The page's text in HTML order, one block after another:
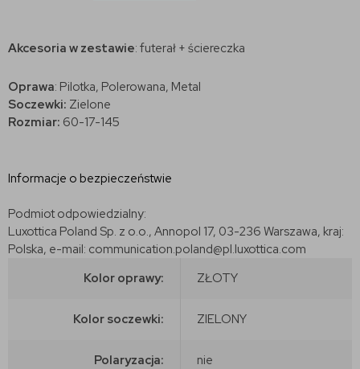
Akcesoria w zestawie: futerał + ściereczka
Oprawa: Pilotka, Polerowana, Metal
Soczewki: Zielone
Rozmiar: 60-17-145
Informacje o bezpieczeństwie
Podmiot odpowiedzialny:
Luxottica Poland Sp. z o.o., Annopol 17, 03-236 Warszawa, kraj:
Polska, e-mail: communication.poland@pl.luxottica.com
Kolor oprawy:
ZŁOTY
Kolor soczewki: ZIELONY
Polaryzacja: nie